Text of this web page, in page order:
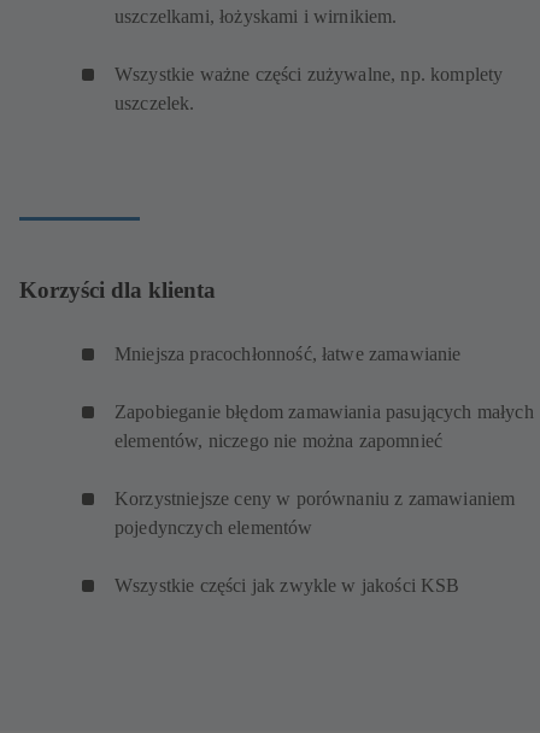
uszczelkami, łożyskami i wirnikiem.
Wszystkie ważne części zużywalne, np. komplety
uszczelek.
Korzyści dla klienta
Mniejsza pracochłonność, łatwe zamawianie
Zapobieganie błędom zamawiania pasujących małych
elementów, niczego nie można zapomnieć
Korzystniejsze ceny w porównaniu z zamawianiem
pojedynczych elementów
Wszystkie części jak zwykle w jakości KSB